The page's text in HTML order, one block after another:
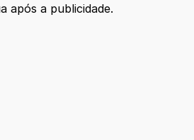
após a publicidade.